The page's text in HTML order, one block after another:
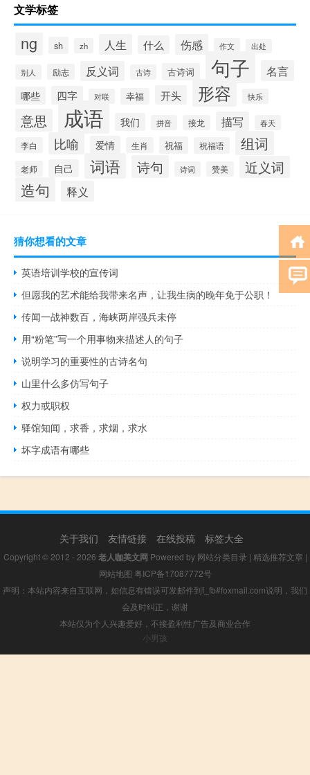
文学标签
ng sh zh 人生 什么 伤感 作文 出处
别人 励志 反义词 古诗 古诗词 句子 名言
哪些 四字 对联 幸福 开头 形容 快乐
意思 成语 我们 拼音 接龙 描写 春天
李白 比喻 爱情 生肖 祝福 祝福语 组词
老师 自己 词语 诗句 诗词 赞美 近义词
造句 释义
猜你想看的文章
英语培训学校的宣传词
但愿我的艺术能给我带来名声，让我生病的晚年免于公职！
传闻一战神数百，海峡两岸强兵未停
用“粉笔”写一个用事物来描述人的句子
说明学习的重要性的古诗名句
山里什么多仿写句子
权力或职权
驿馆知闻，求香，求烟，求水
坏字成语有哪些
关于我们 友情链接 在线投稿 标签大全
Copyright © 2012 - 2026 老人咖美文网 Powered by 网站分类目录 | 精选推荐文章 |
网站地图 粤ICP备17087772号
声明：本站内容来自互联网，如信息有错误可发邮件到f_fb#foxmail.com说明，我们
会及时纠正，谢谢
本站仅为个人兴趣爱好，不接盈利性广告及商业合作
小男孩